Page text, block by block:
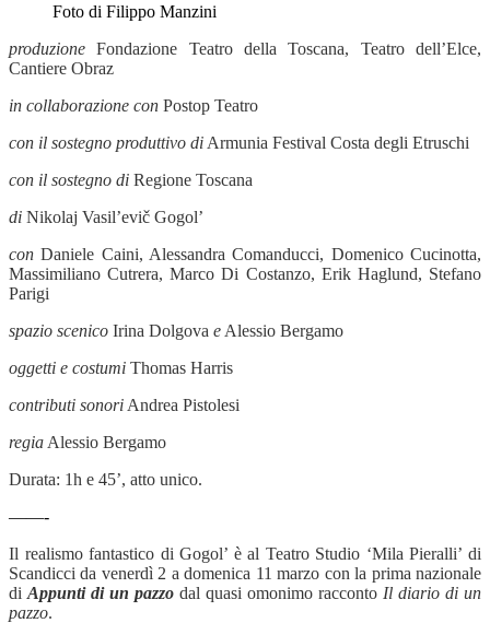
Foto di Filippo Manzini
produzione Fondazione Teatro della Toscana, Teatro dell’Elce,
Cantiere Obraz
in collaborazione con Postop Teatro
con il sostegno produttivo di Armunia Festival Costa degli Etruschi
con il sostegno di Regione Toscana
di Nikolaj Vasil’evič Gogol’
con Daniele Caini, Alessandra Comanducci, Domenico Cucinotta,
Massimiliano Cutrera, Marco Di Costanzo, Erik Haglund, Stefano
Parigi
spazio scenico Irina Dolgova e Alessio Bergamo
oggetti e costumi Thomas Harris
contributi sonori Andrea Pistolesi
regia Alessio Bergamo
Durata: 1h e 45’, atto unico.
——-
Il realismo fantastico di Gogol’ è al Teatro Studio ‘Mila Pieralli’ di
Scandicci da venerdì 2 a domenica 11 marzo con la prima nazionale
di Appunti di un pazzo dal quasi omonimo racconto Il diario di un
pazzo.